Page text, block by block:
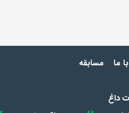
ما مسابقه
داغ